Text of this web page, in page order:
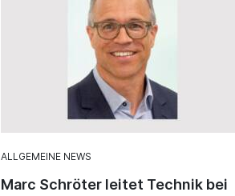
ALLGEMEINE NEWS
Marc Schröter leitet Technik bei